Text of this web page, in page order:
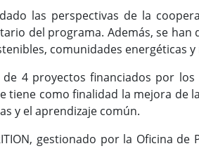
las perspectivas de la
del programa. Además, se
comunidades energéticas
4 proyectos financiados por
tiene como finalidad la mejora
y el aprendizaje común.
gestionado por la Oficina